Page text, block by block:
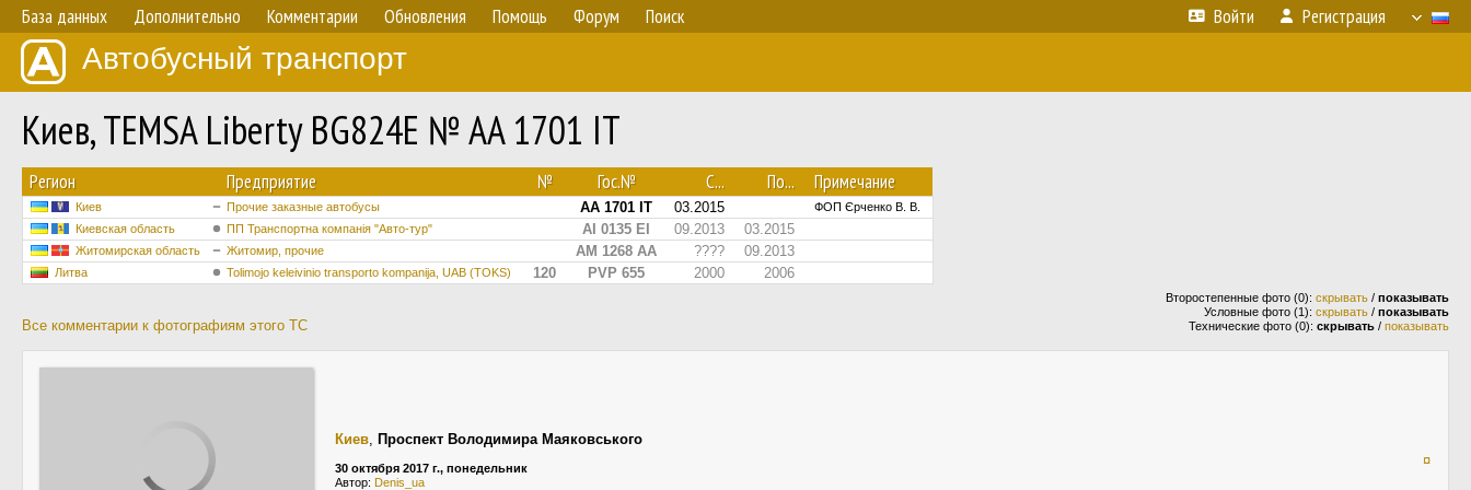
База данных Дополнительно Комментарии Обновления Помощь Форум Поиск Войти Регистрация
Автобусный транспорт
Киев, TEMSA Liberty BG824E № AA 1701 IT
Регион Предприятие № Гос.№ С... По... Примечание
Киев Прочие заказные автобусы AA 1701 IT 03.2015
ФОП Єрченко В. В.
Киевская область
ПП Транспортна компанія "Авто-тур" AI 0135 EI 09.2013 03.2015
Житомирская область Житомир, прочие AM 1268 AA ???? 09.2013
Литва Tolimojo keleivinio transporto kompanija, UAB (TOKS) 120 PVP 655 2000 2006
Все комментарии к фотографиям этого ТС
Второстепенные фото (0): скрывать / показывать
Условные фото (1): скрывать / показывать
Технические фото (0): скрывать / показывать
Киев, Проспект Володимира Маяковського
30 октября 2017 г., понедельник
Автор: Denis_ua
¤